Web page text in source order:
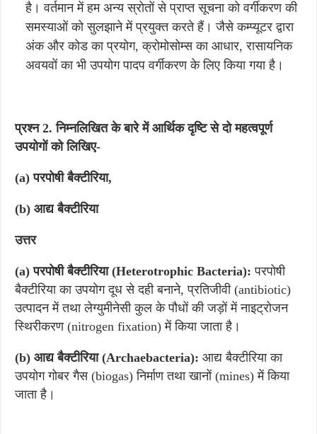
है। वर्तमान में हम अन्य स्रोतों से प्राप्त सूचना को वर्गीकरण की
समस्याओं को सुलझाने में प्रयुक्त करते हैं। जैसे कम्प्यूटर द्वारा
अंक और कोड का प्रयोग, क्रोमोसोम्स का आधार, रासायनिक
अवयवों का भी उपयोग पादप वर्गीकरण के लिए किया गया है।
प्रश्न 2. निम्नलिखित के बारे में आर्थिक दृष्टि से दो महत्वपूर्ण
उपयोगों को लिखिए-
(a) परपोषी बैक्टीरिया,
(b) आद्य बैक्टीरिया
उत्तर
(a)परपोषी बैक्टीरिया (Heterotrophic Bacteria): परपोषी
बैक्टीरिया का उपयोग दूध से दही बनाने, प्रतिजीवी (antibiotic)
उत्पादन में तथा लेग्युमीनेसी कुल के पौधों की जड़ों में नाइट्रोजन
स्थिरीकरण (nitrogen fixation) में किया जाता है।
(b) आद्य बैक्टीरिया (Archaebacteria): आद्य बैक्टीरिया का
उपयोग गोबर गैस (biogas) निर्माण तथा खानों (mines) में किया
जाता है।